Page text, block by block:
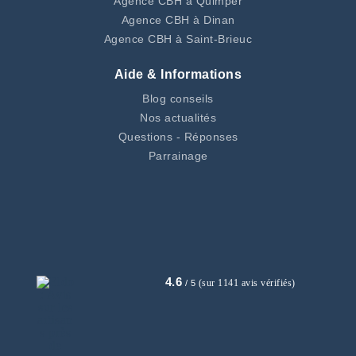
Agence CBH à Dinan
Agence CBH à Saint-Brieuc
Aide & Informations
Blog conseils
Nos actualités
Questions - Réponses
Parrainage
4.6 / 5 (sur 1141 avis vérifiés)